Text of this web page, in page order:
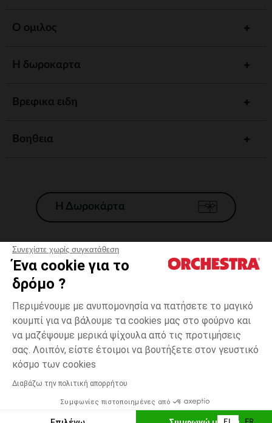
Συνεχίστε χωρίς συγκατάθεση
Ένα cookie για το
δρόμο ?
Περιμένουμε με ανυπομονησία να πατήσετε το μαγικό
κουμπί για να βάλουμε τα cookies μας στο φούρνο και
να μαζέψουμε μερικά ψίχουλα από τις προτιμήσεις
σας. Λοιπόν, είστε έτοιμοι να βουτήξετε στον γευστικό
κόσμο των cookies
Διαβάζω την πολιτική απορρήτου
Συμφωνίες πιστοποιημένες από
Μπλε Γέννηση
Δυνατότητα πληρωμής με
ΠΡΟΣΘΉΚΗ ΣΤΟ ΚΑΛΆΘΙ
Ο ομιλος
Η δωροκαρτα
Βρεφικα ειδη
Βοηθεια
Η Δωροκάρτα
Γενικοί 'Οροι Πώλησης
*Εμπορικες προσφορες
Προσωπικά δεδομένα
Διαχείρηση των cookies
Προσβασιμότητα: μη συμμορφούμενη
H Orchestra συμμετέχει στον κωδικά δεοντολογίας και στο σύστημα
μεσολάβησης της Γαλλικής Ομοσπονδίας Ηλεκτρονικού Εμπορίου.